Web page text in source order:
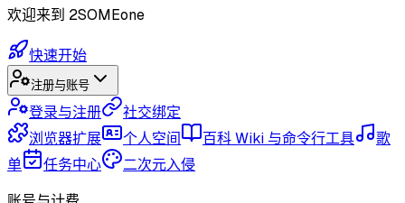
欢迎来到 2SOMEone
快速开始
注册与账号
登录与注册
社交绑定
浏览器扩展
个人空间 百科 Wiki 与命令行工具
歌
单
任务中心
二次元入侵